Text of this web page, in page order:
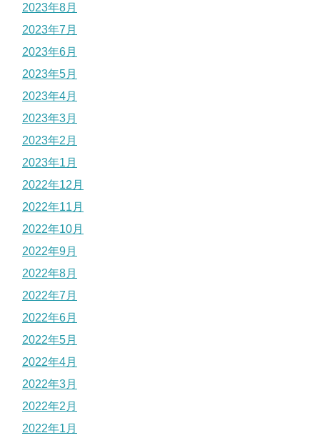
2023年8月
2023年7月
2023年6月
2023年5月
2023年4月
2023年3月
2023年2月
2023年1月
2022年12月
2022年11月
2022年10月
2022年9月
2022年8月
2022年7月
2022年6月
2022年5月
2022年4月
2022年3月
2022年2月
2022年1月